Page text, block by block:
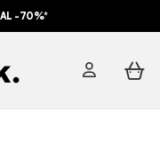
AL -70%*